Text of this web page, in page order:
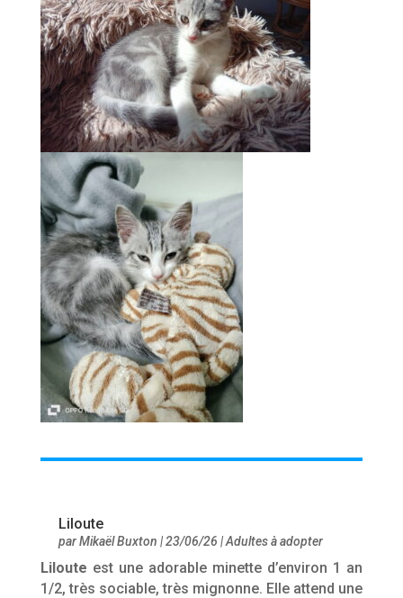
Liloute
parMikaël Buxton |23/06/26 |Adultes à adopter
Liloute est une adorable minette d’environ 1 an
1/2, très sociable, très mignonne. Elle attend une